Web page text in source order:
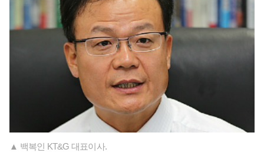
▲ 백복인 KT&G 대표이사.